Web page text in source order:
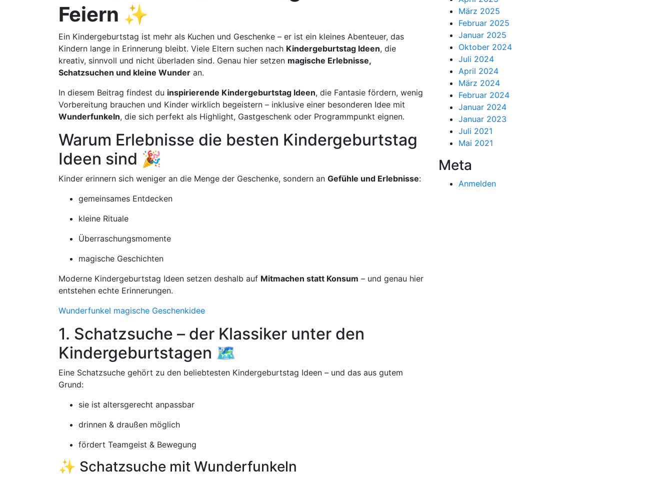
Feiern ✨
Ein Kindergeburtstag ist mehr als Kuchen und Geschenke – er ist ein kleines Abenteuer, das
Kindern lange in Erinnerung bleibt. Viele Eltern suchen nach Kindergeburtstag Ideen, die
kreativ, sinnvoll und nicht überladen sind. Genau hier setzen magische Erlebnisse,
Schatzsuchen und kleine Wunder an.
In diesem Beitrag findest du inspirierende Kindergeburtstag Ideen, die Fantasie fördern, wenig
Vorbereitung brauchen und Kinder wirklich begeistern – inklusive einer besonderen Idee mit
Wunderfunkeln, die sich perfekt als Highlight, Gastgeschenk oder Programmpunkt eignen.
Warum Erlebnisse die besten Kindergeburtstag
Ideen sind 🎉
Kinder erinnern sich weniger an die Menge der Geschenke, sondern an Gefühle und Erlebnisse:
gemeinsames Entdecken
kleine Rituale
Überraschungsmomente
magische Geschichten
Moderne Kindergeburtstag Ideen setzen deshalb auf Mitmachen statt Konsum – und genau hier
entstehen echte Erinnerungen.
Wunderfunkel magische Geschenkidee
1. Schatzsuche – der Klassiker unter den
Kindergeburtstagen 🗺️
Eine Schatzsuche gehört zu den beliebtesten Kindergeburtstag Ideen – und das aus gutem
Grund:
sie ist altersgerecht anpassbar
drinnen & draußen möglich
fördert Teamgeist & Bewegung
✨ Schatzsuche mit Wunderfunkeln
März 2025
Februar 2025
Januar 2025
Oktober 2024
Juli 2024
April 2024
März 2024
Februar 2024
Januar 2024
Januar 2023
Juli 2021
Mai 2021
Meta
Anmelden